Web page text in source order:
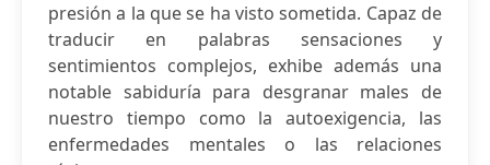
presión a la que se ha visto sometida. Capaz de
traducir en palabras sensaciones y
sentimientos complejos, exhibe además una
notable sabiduría para desgranar males de
nuestro tiempo como la autoexigencia, las
enfermedades mentales o las relaciones